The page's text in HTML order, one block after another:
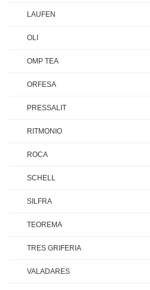
LAUFEN
OLI
OMP TEA
ORFESA
PRESSALIT
RITMONIO
ROCA
SCHELL
SILFRA
TEOREMA
TRES GRIFERIA
VALADARES